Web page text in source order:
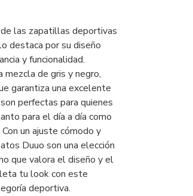
las zapatillas deportivas
destaca por su diseño
y funcionalidad.
mezcla de gris y negro,
garantiza una excelente
perfectas para quienes
para el día a día como
un ajuste cómodo y
Duuo son una elección
que valora el diseño y el
tu look con este
deportiva.